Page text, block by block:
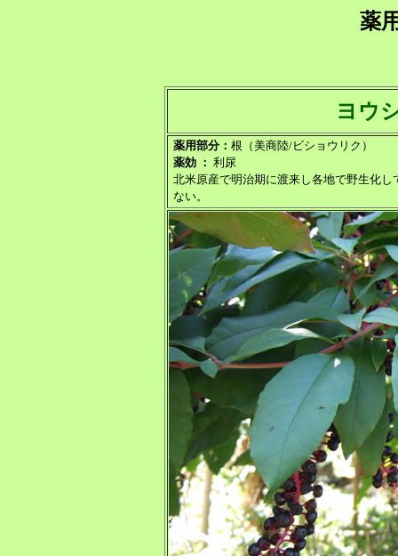
薬
ヨウ
薬用部分： 根（美商陸/ビショウリク）
薬効 ： 利尿
北米原産で明治期に渡来し各地で野生化
ない。